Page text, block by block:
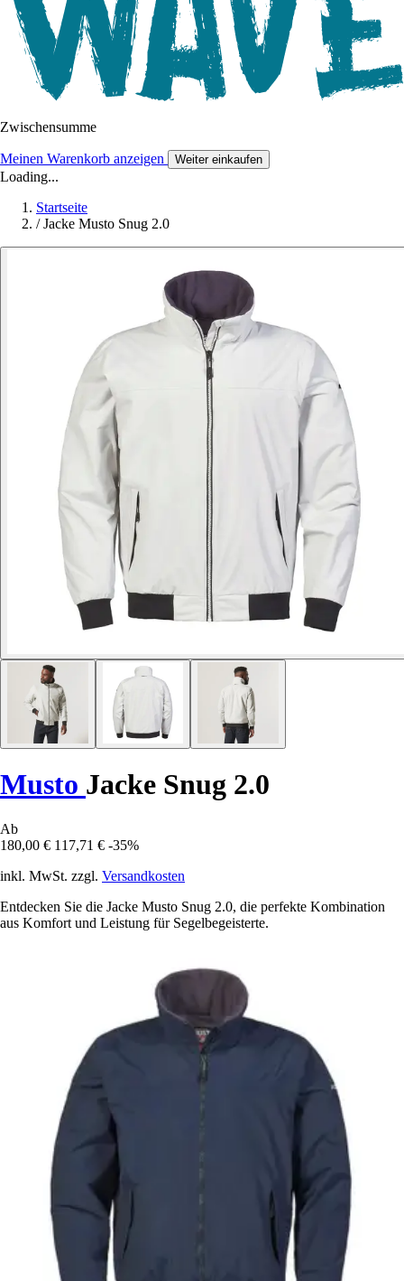
Zwischensumme
Meinen Warenkorb anzeigen Weiter einkaufen
Loading...
Startseite
/ Jacke Musto Snug 2.0
Musto Jacke Snug 2.0
Ab
180,00 € 117,71 € -35%
inkl. MwSt. zzgl. Versandkosten
Entdecken Sie die Jacke Musto Snug 2.0, die perfekte Kombination
aus Komfort und Leistung für Segelbegeisterte.